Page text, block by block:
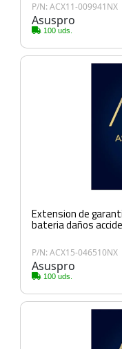
P/N: ACX11-009941NX
Asuspro
100 uds.
Extension de
bateria daños
P/N: ACX15-046510NX
Asuspro
100 uds.